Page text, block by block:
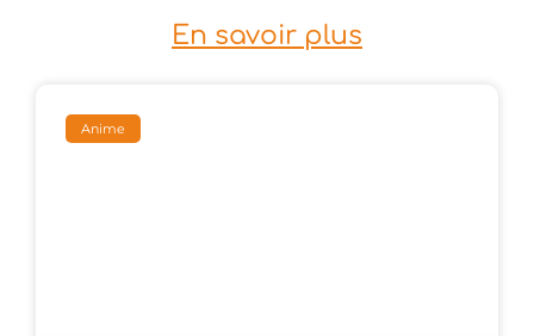
En savoir plus
Anime